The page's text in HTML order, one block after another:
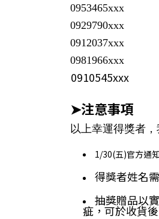
0953465xxx
0929790xxx
0912037xxx
0981966xxx
0910545xxx
➤注意事項
以上幸運得獎者
1/30(五)官方通
得獎者姓名
抽獎贈品以
疵，可於收貨